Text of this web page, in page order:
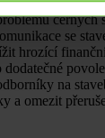
černých
se
hrozící
na
a omezit